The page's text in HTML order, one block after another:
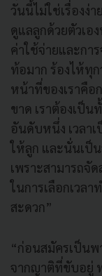
วันนี้ไม่ใช่เรื่องง่
ดูแลลูกด้วยตัวเอ
ค่าใช้จ่ายและกา
ท้อมาก ร้องไห้ทุ
หน้าที่ของเราคือ
ขาด เราต้องเป็
อันดับหนึ่ง เวลา
ให้ลูก และนั่นเป็
เพราะสามารถจั
ในการเลือกเวลา
สะดวก”
“ก่อนสมัครเป็น
จากญาติที่ขับอยู่